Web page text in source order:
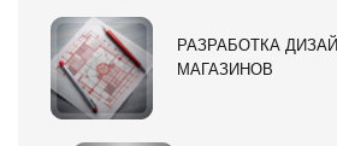
РАЗРАБОТКА
МАГАЗИНОВ